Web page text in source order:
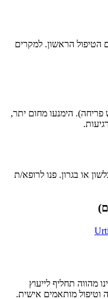
הטיפול הראשון. למקרים
הימנעו מחום יתר,
או בגרון. פנו לרופא/ת
מהווה תחליף לייעוץ
וטיפול מותאמים אישית.